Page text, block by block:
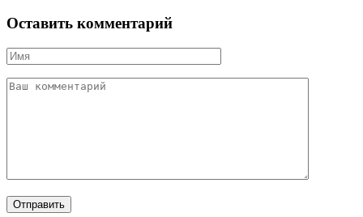
Оставить комментарий